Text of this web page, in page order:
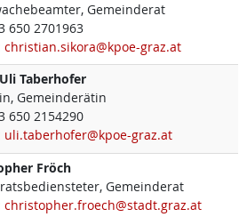
Gemeinderat
650 2701963
christian.sikora@kpoe-graz.at
Uli Taberhofer
Gemeinderätin
650 2154290
uli.taberhofer@kpoe-graz.at
Fröch
Gemeinderat
christopher.froech@stadt.graz.at